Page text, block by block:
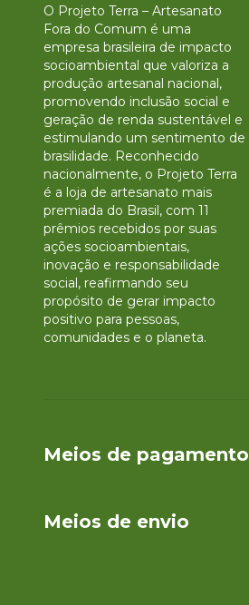
O Projeto Terra – Artesanato
Fora do Comum é uma
empresa brasileira de impacto
socioambiental que valoriza a
produção artesanal nacional,
promovendo inclusão social e
geração de renda sustentável e
estimulando um sentimento de
brasilidade. Reconhecido
nacionalmente, o Projeto Terra
é a loja de artesanato mais
premiada do Brasil, com 11
prêmios recebidos por suas
ações socioambientais,
inovação e responsabilidade
social, reafirmando seu
propósito de gerar impacto
positivo para pessoas,
comunidades e o planeta.
Meios de pagamento
Meios de envio